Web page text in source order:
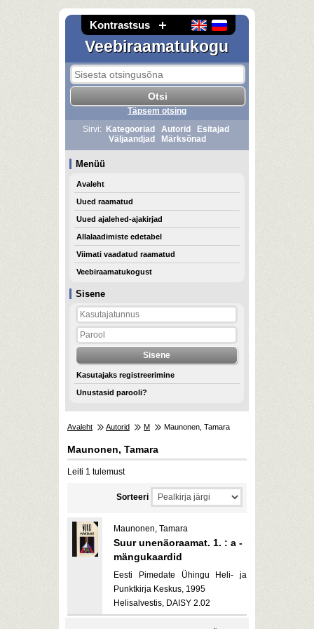
Kontrastsus
Veebiraamatukogu
Sisene
Kasutajaks registreerimine
Unustasid parooli?
Täpsem otsing
Sirvi:
Kategooriad Autorid
Esitajad
Väljaandjad
Märksõnad
Menüü
Avaleht
Uued raamatud
Uued ajalehed-ajakirjad
Allalaadimiste edetabel
Viimati vaadatud raamatud
Veebiraamatukogust
Avaleht Autorid M Maunonen, Tamara
Maunonen, Tamara
Leiti 1 tulemust
Sorteeri
Maunonen, Tamara
Suur unenäoraamat. 1. : a -
mängukaardid
Eesti Pimedate Ühingu Heli- ja
Punktkirja Keskus, 1995
Helisalvestis, DAISY 2.02